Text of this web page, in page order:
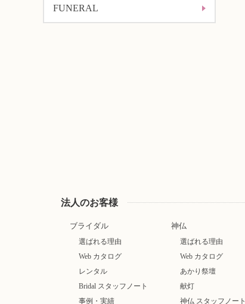
FUNERAL
法人のお客様
ブライダル
選ばれる理由
Web カタログ
レンタル
Bridal スタッフノート
事例・実績
神仏
選ばれる理由
Web カタログ
あかり祭壇
献灯
神仏 スタッフノート